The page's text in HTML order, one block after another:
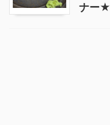
ナー★